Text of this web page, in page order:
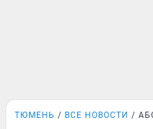
ТЮМЕНЬ ВСЕ НОВОСТИ